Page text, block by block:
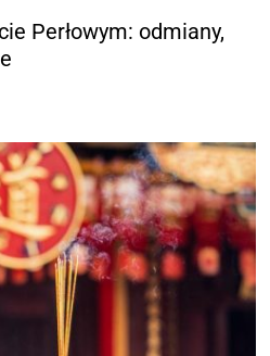
Perłowym: odmiany,